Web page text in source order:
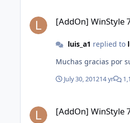
[AddOn] WinStyle
luis_a1 replied to
Muchas gracias por
July 30, 201214 yr
[AddOn] WinStyle